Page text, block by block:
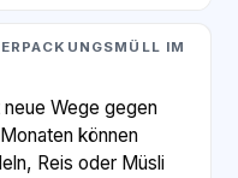
IM
neue Wege gegen
können
Reis oder Müsli